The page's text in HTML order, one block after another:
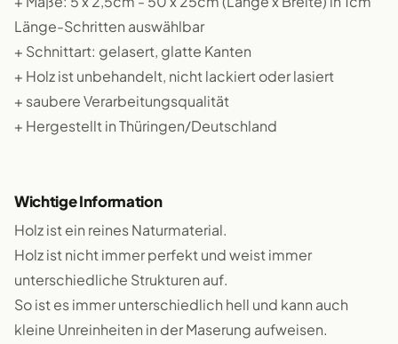
Länge-Schritten auswählbar
+ Schnittart: gelasert, glatte Kanten
+ Holz ist unbehandelt, nicht lackiert oder lasiert
+ saubere Verarbeitungsqualität
+ Hergestellt in Thüringen/Deutschland
Wichtige Information
Holz ist ein reines Naturmaterial.
Holz ist nicht immer perfekt und weist immer
unterschiedliche Strukturen auf.
So ist es immer unterschiedlich hell und kann auch
kleine Unreinheiten in der Maserung aufweisen.